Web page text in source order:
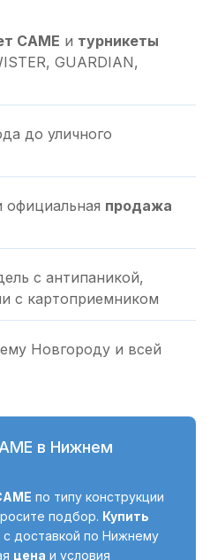
CAME и турникеты
GUARDIAN,
до уличного
официальная продажа
с антипаникой,
с картоприемником
Новгороду и всей
в Нижнем
по типу конструкции
подбор. Купить
доставкой по Нижнему
цена и условия